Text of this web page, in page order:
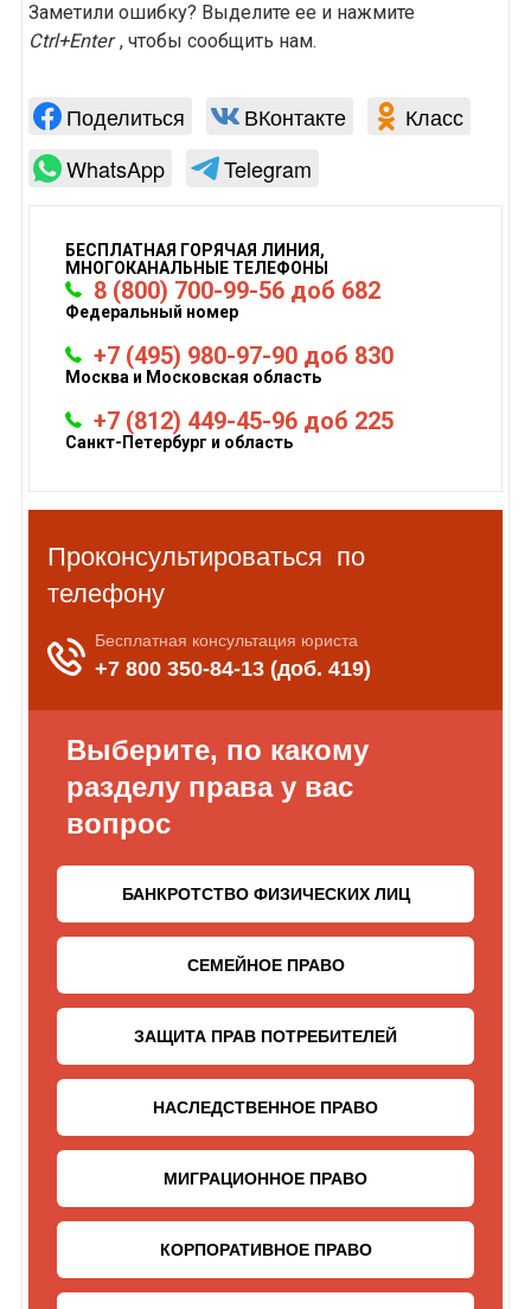
Заметили ошибку? Выделите ее и нажмите
Ctrl+Enter , чтобы сообщить нам.
Поделиться ВКонтакте
Класс
WhatsApp
Telegram
БЕСПЛАТНАЯ ГОРЯЧАЯ ЛИНИЯ,
МНОГОКАНАЛЬНЫЕ ТЕЛЕФОНЫ
8 (800) 700-99-56 доб 682
Федеральный номер
+7 (495) 980-97-90 доб 830
Москва и Московская область
+7 (812) 449-45-96 доб 225
Санкт-Петербург и область